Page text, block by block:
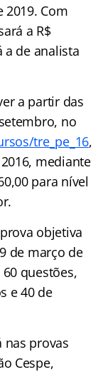
2019. Com
a R$
a de analista
a partir das
no
tre_pe_16,
mediante
para nível
objetiva
de março de
questões,
e 40 de
nas provas
Cespe,